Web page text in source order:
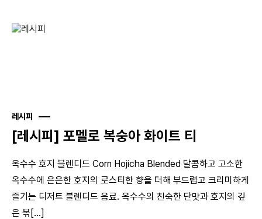
레시피
[레시피] 포멜로 복숭아 화이트 티
옥수수 호지 블렌디드 Corn Hojicha Blended 달콤하고 고소한
옥수수에 은은한 호지의 로스티한 향을 더해 부드럽고 크리미하게
즐기는 디저트 블렌디드 음료. 옥수수의 친숙한 단맛과 호지의 깊
은 볶[...]